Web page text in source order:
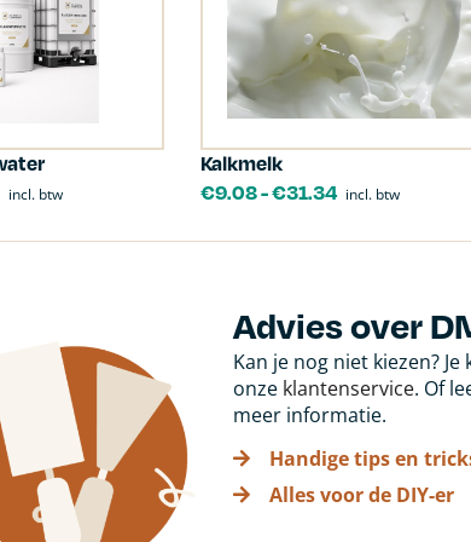
incl. btw
Kalkmelk
€9.08-€31.34 incl. btw
Advies over
Kan je nog niet kiezen?
onze klantenservice. Of
meer informatie.
Handige tips en
Alles voor de DIY-er